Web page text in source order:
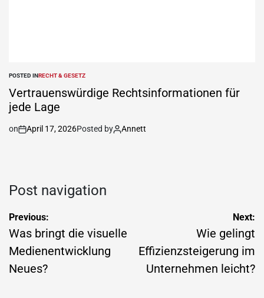
POSTED INRECHT & GESETZ
Vertrauenswürdige Rechtsinformationen für
jede Lage
on April 17, 2026Posted by Annett
Post navigation
Previous:
Was bringt die visuelle
Medienentwicklung
Neues?
Next:
Wie gelingt
Effizienzsteigerung im
Unternehmen leicht?